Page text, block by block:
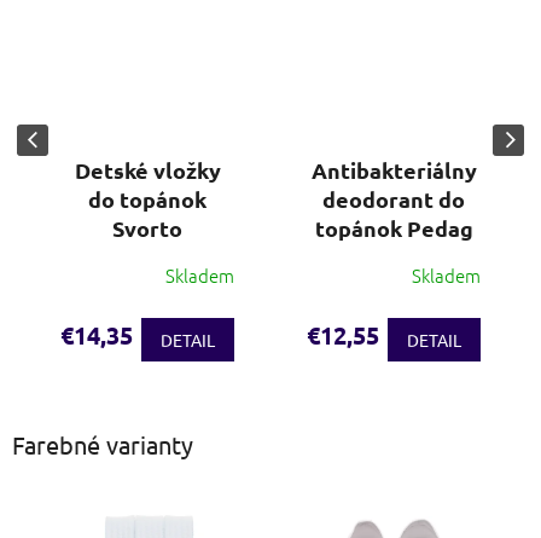
Detské vložky
do topánok
Svorto
Skladem
€14,35 DETAIL
Antibakteriálny
deodorant do
topánok Pedag
Skladem
€12,55 DETAIL
Farebné varianty